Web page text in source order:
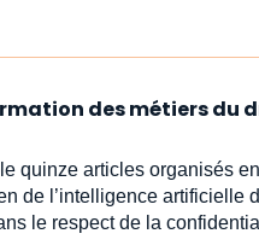
des métiers du
quinze articles organisés
de l’intelligence
le respect de la